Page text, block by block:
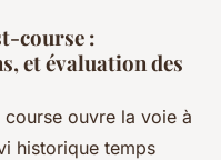
course :
et évaluation des
ouvre la voie à
historique temps